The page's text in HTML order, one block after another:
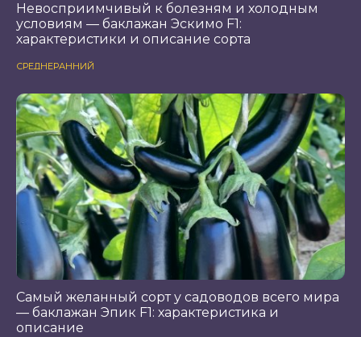
Невосприимчивый к болезням и холодным
условиям — баклажан Эскимо F1:
характеристики и описание сорта
СРЕДНЕРАННИЙ
Самый желанный сорт у садоводов всего мира
— баклажан Эпик F1: характеристика и
описание